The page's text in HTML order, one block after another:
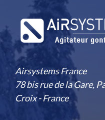
Airsystems France
78 bis rue de la Gare,
Croix - France